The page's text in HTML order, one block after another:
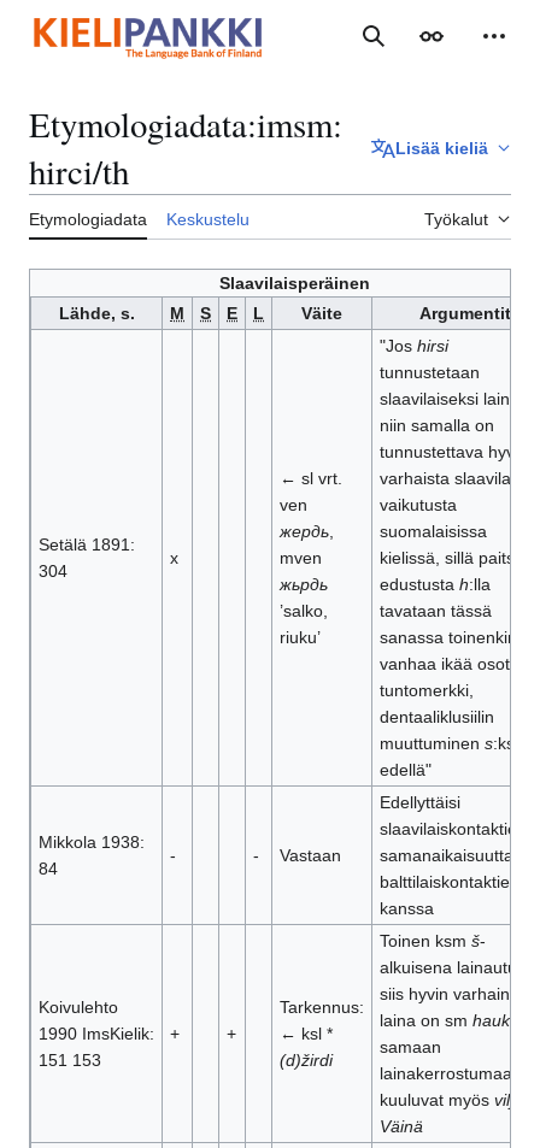
sisältöön
Haku Ulkoasu
Etymologiadata:imsm:
hirci/th
Lisää kieliä
Etymologiadata Keskustelu Työkalut
Slaavilaisperäinen
Lähde, s.
M S E L Väite Argumentit
Setälä 1891:
304
x
← sl vrt.
ven
жердь,
mven
жьрдь
’salko,
riuku’
"Jos hirsi
tunnustetaan
slaavilaiseksi
niin samalla on
tunnustettava
varhaista slaavilaista
vaikutusta
suomalaisissa
kielissä, sillä paitsi
edustusta h:lla
tavataan tässä
sanassa toinenkin
vanhaa ikää
tuntomerkki,
dentaaliklusiilin
muuttuminen s:ksi
edellä"
Mikkola 1938:
84
- - Vastaan
Edellyttäisi
slaavilaiskontaktien
samanaikaisuutta
balttilaiskontaktien
kanssa
Koivulehto
1990 ImsKielik:
151 153
+ +
Tarkennus:
← ksl *
(d)žirdi
Toinen ksm š-
alkuisena
siis hyvin varhainen
laina on sm hauki
samaan
lainakerrostumaan
kuuluvat myös vilja
Väinä